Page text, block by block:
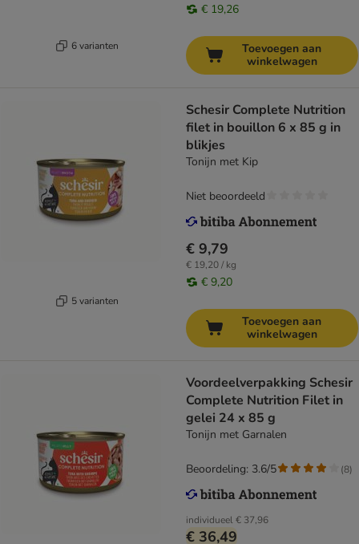
6 varianten
€ 19,26
Toevoegen aan
winkelwagen
5 varianten
Schesir Complete Nutrition
filet in bouillon 6 x 85 g in
blikjes
Tonijn met Kip
€ 9,79
€ 19,20 / kg
€ 9,20
Niet beoordeeld
Toevoegen aan
winkelwagen
Voordeelverpakking Schesir
Complete Nutrition Filet in
gelei 24 x 85 g
Tonijn met Garnalen
individueel€ 37,96
€ 36,49
Beoordeling: 3.6/5 (8)